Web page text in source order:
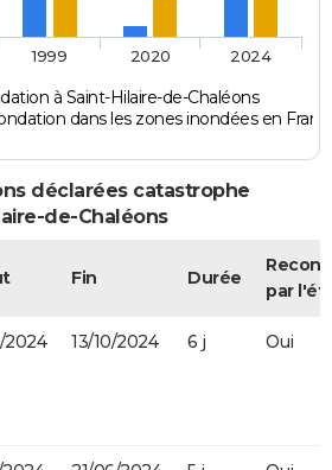
à Saint-Hilaire-de-Chaléons
dans les zones inondées en
1999 2020 2024
déclarées catastrophe
de-Chaléons
Fin Durée
par
2024 13/10/2024 6 j Oui